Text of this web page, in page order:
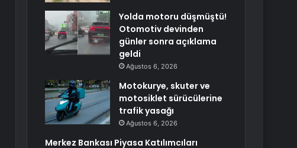
Yolda motoru düşmüştü!
Otomotiv devinden
günler sonra açıklama
geldi
Ağustos 6, 2026
Motokurye, skuter ve
motosiklet sürücülerine
trafik yasağı
Ağustos 6, 2026
Merkez Bankası Piyasa Katılımcıları